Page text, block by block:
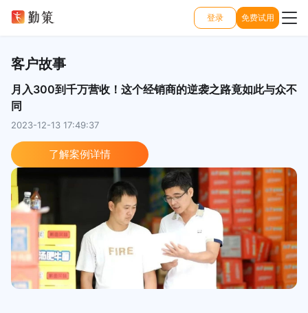
登录 免费试用
客户故事
月入300到千万营收！这个经销商的逆袭之路竟如此与众不
同
2023-12-13 17:49:37
了解案例详情